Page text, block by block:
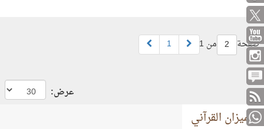
صفحة 2 من 1 1
عرض:
الميزان القرآني